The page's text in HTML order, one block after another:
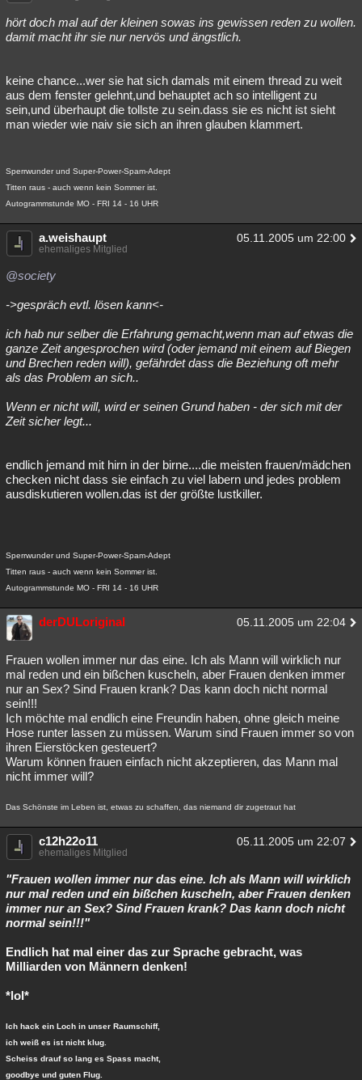
hört doch mal auf der kleinen sowas ins gewissen reden zu wollen.
damit macht ihr sie nur nervös und ängstlich.
keine chance...wer sie hat sich damals mit einem thread zu weit
aus dem fenster gelehnt,und behauptet ach so intelligent zu
sein,und überhaupt die tollste zu sein.dass sie es nicht ist sieht
man wieder wie naiv sie sich an ihren glauben klammert.
Sperrwunder und Super-Power-Spam-Adept
Titten raus - auch wenn kein Sommer ist.
Autogrammstunde MO - FRI 14 - 16 UHR
a.weishaupt 05.11.2005 um 22:00
ehemaliges Mitglied
@society
->gespräch evtl. lösen kann<-
ich hab nur selber die Erfahrung gemacht,wenn man auf etwas die
ganze Zeit angesprochen wird (oder jemand mit einem auf Biegen
und Brechen reden will), gefährdet dass die Beziehung oft mehr
als das Problem an sich..
Wenn er nicht will, wird er seinen Grund haben - der sich mit der
Zeit sicher legt...
endlich jemand mit hirn in der birne....die meisten frauen/mädchen
checken nicht dass sie einfach zu viel labern und jedes problem
ausdiskutieren wollen.das ist der größte lustkiller.
Sperrwunder und Super-Power-Spam-Adept
Titten raus - auch wenn kein Sommer ist.
Autogrammstunde MO - FRI 14 - 16 UHR
derDULoriginal 05.11.2005 um 22:04
Frauen wollen immer nur das eine. Ich als Mann will wirklich nur
mal reden und ein bißchen kuscheln, aber Frauen denken immer
nur an Sex? Sind Frauen krank? Das kann doch nicht normal
sein!!!
Ich möchte mal endlich eine Freundin haben, ohne gleich meine
Hose runter lassen zu müssen. Warum sind Frauen immer so von
ihren Eierstöcken gesteuert?
Warum können frauen einfach nicht akzeptieren, das Mann mal
nicht immer will?
Das Schönste im Leben ist, etwas zu schaffen, das niemand dir zugetraut hat
c12h22o11 05.11.2005 um 22:07
ehemaliges Mitglied
"Frauen wollen immer nur das eine. Ich als Mann will wirklich
nur mal reden und ein bißchen kuscheln, aber Frauen denken
immer nur an Sex? Sind Frauen krank? Das kann doch nicht
normal sein!!!"
Endlich hat mal einer das zur Sprache gebracht, was
Milliarden von Männern denken!
*lol*
Ich hack ein Loch in unser Raumschiff,
ich weiß es ist nicht klug.
Scheiss drauf so lang es Spass macht,
goodbye und guten Flug.